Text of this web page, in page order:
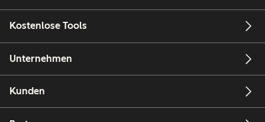
Kostenlose Tools
Unternehmen
Kunden